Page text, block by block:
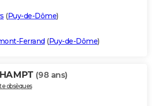
(Puy-de-Dôme)
Ferrand (Puy-de-Dôme)
(98 ans)
obsèques